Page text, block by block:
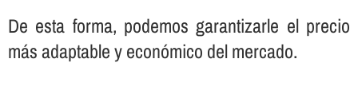
De esta forma, podemos garantizarle el precio
más adaptable y económico del mercado.